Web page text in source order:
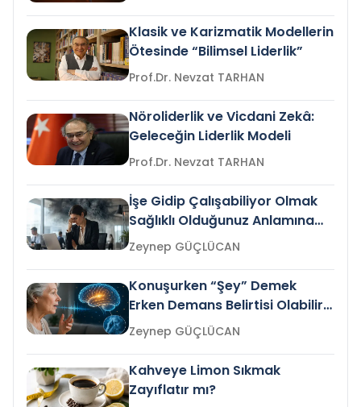
Klasik ve Karizmatik Modellerin
Ötesinde “Bilimsel Liderlik”
Prof.Dr. Nevzat TARHAN
Nöroliderlik ve Vicdani Zekâ:
Geleceğin Liderlik Modeli
Prof.Dr. Nevzat TARHAN
İşe Gidip Çalışabiliyor Olmak
Sağlıklı Olduğunuz Anlamına
Gelir mi?Zeynep GÜÇLÜCAN
Konuşurken “Şey” Demek
Erken Demans Belirtisi Olabilir
mi?
Zeynep GÜÇLÜCAN
Kahveye Limon Sıkmak
Zayıflatır mı?